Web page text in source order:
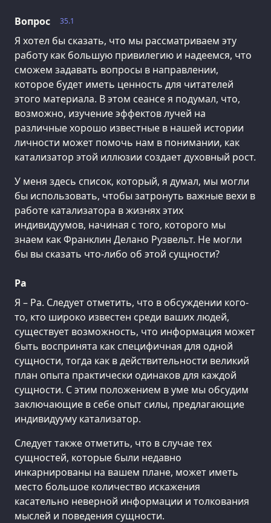
35.1
Вопрос
Я хотел бы сказать, что мы рассматриваем эту
работу как большую привилегию и надеемся, что
сможем задавать вопросы в направлении,
которое будет иметь ценность для читателей
этого материала. В этом сеансе я подумал, что,
возможно, изучение эффектов лучей на
различные хорошо известные в нашей истории
личности может помочь нам в понимании, как
катализатор этой иллюзии создает духовный рост.
У меня здесь список, который, я думал, мы могли
бы использовать, чтобы затронуть важные вехи в
работе катализатора в жизнях этих
индивидуумов, начиная с того, которого мы
знаем как Франклин Делано Рузвельт. Не могли
бы вы сказать что-либо об этой сущности?
Ра
Я – Ра. Следует отметить, что в обсуждении кого-
то, кто широко известен среди ваших людей,
существует возможность, что информация может
быть воспринята как специфичная для одной
сущности, тогда как в действительности великий
план опыта практически одинаков для каждой
сущности. С этим положением в уме мы обсудим
заключающие в себе опыт силы, предлагающие
индивидууму катализатор.
Следует также отметить, что в случае тех
сущностей, которые были недавно
инкарнированы на вашем плане, может иметь
место большое количество искажения
касательно неверной информации и толкования
мыслей и поведения сущности.